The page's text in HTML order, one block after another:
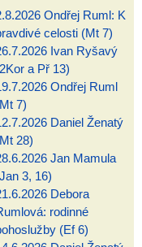
Ondřej Ruml: K
celosti (Mt 7)
Ivan Ryšavý
a Př 13)
Ondřej Ruml
7)
Daniel Ženatý
28)
Jan Mamula
3, 16)
Debora
rodinné
(Ef 6)